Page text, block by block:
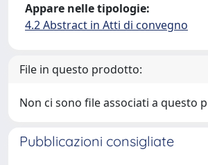
Appare nelle tipologie:
4.2 Abstract in Atti di convegno
File in questo prodotto:
Non ci sono file associati a questo
Pubblicazioni consigliate